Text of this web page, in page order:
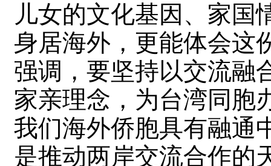
儿女的文化基因、家国
身居海外，更能体会这
强调，要坚持以交流融
家亲理念，为台湾同胞
我们海外侨胞具有融通
是推动两岸交流合作的